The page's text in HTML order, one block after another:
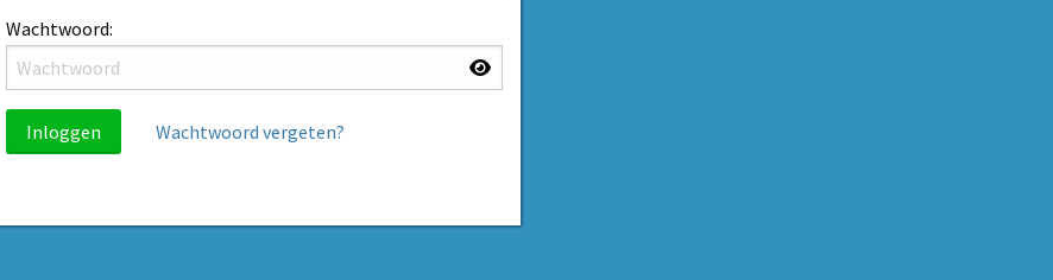
Wachtwoord:
Inloggen Wachtwoord vergeten?